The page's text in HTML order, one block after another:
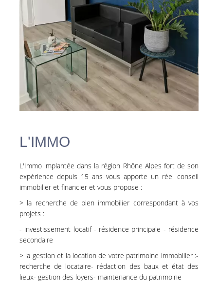
L'IMMO
L'Immo implantée dans la région Rhône Alpes fort de son
expérience depuis 15 ans vous apporte un réel conseil
immobilier et financier et vous propose :
> la recherche de bien immobilier correspondant à vos
projets :
- investissement locatif - résidence principale - résidence
secondaire
> la gestion et la location de votre patrimoine immobilier :-
recherche de locataire- rédaction des baux et état des
lieux- gestion des loyers- maintenance du patrimoine